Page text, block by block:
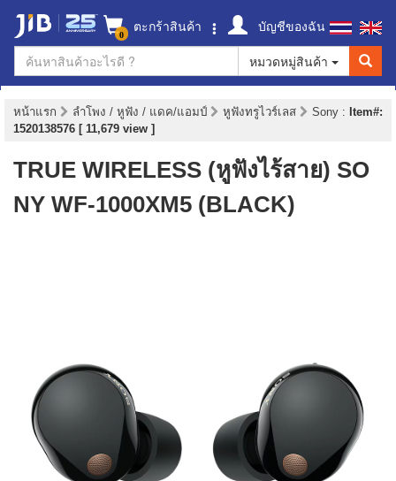
0 ตะกร้าสินค้า
บัญชีของฉัน
หมวดหมู่สินค้า
หน้าแรก ลำโพง / หูฟัง / แดค/แอมป์ หูฟังทรูไวร์เลส Sony : Item#:
1520138576 [ 11,679 view ]
TRUE WIRELESS (หูฟังไร้สาย) SO
NY WF-1000XM5 (BLACK)